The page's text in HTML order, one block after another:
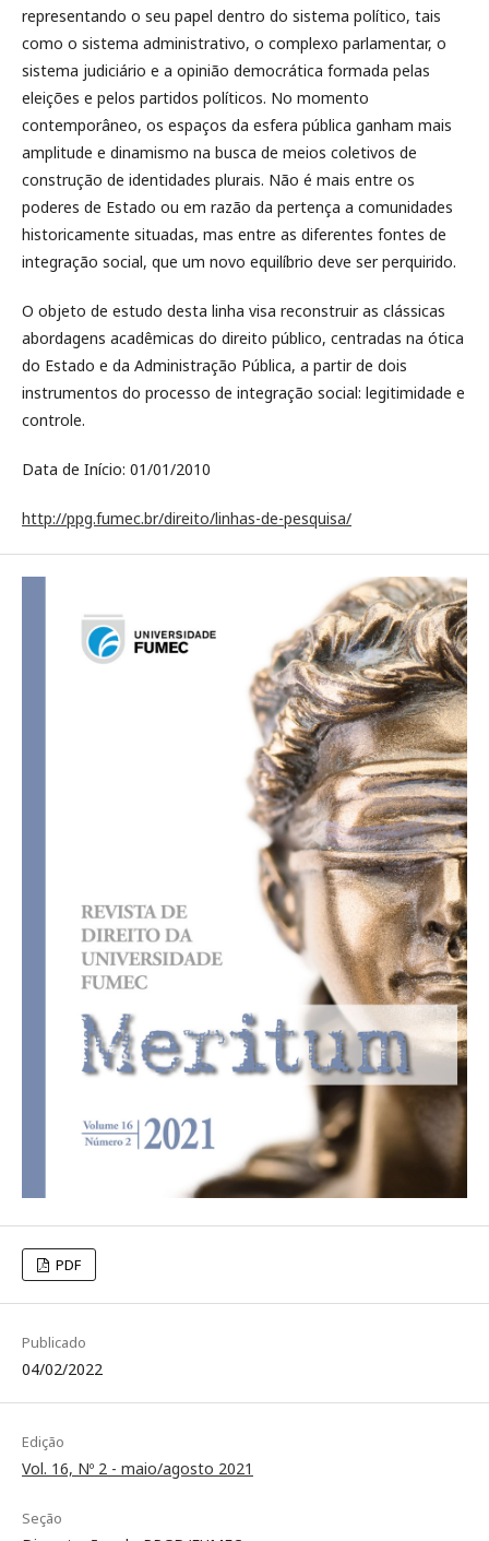
representando o seu papel dentro do sistema político, tais
como o sistema administrativo, o complexo parlamentar, o
sistema judiciário e a opinião democrática formada pelas
eleições e pelos partidos políticos. No momento
contemporâneo, os espaços da esfera pública ganham mais
amplitude e dinamismo na busca de meios coletivos de
construção de identidades plurais. Não é mais entre os
poderes de Estado ou em razão da pertença a comunidades
historicamente situadas, mas entre as diferentes fontes de
integração social, que um novo equilíbrio deve ser perquirido.
O objeto de estudo desta linha visa reconstruir as clássicas
abordagens acadêmicas do direito público, centradas na ótica
do Estado e da Administração Pública, a partir de dois
instrumentos do processo de integração social: legitimidade e
controle.
Data de Início: 01/01/2010
http://ppg.fumec.br/direito/linhas-de-pesquisa/
PDF
Publicado
04/02/2022
Edição
Vol. 16, Nº 2 - maio/agosto 2021
Seção